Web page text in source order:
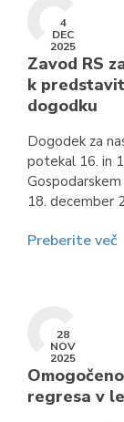
4
DEC
2025
Zavod RS
k
dogodku
Dogodek za
potekal 16. in
18. december
Preberite več
28
NOV
2025
regresa v